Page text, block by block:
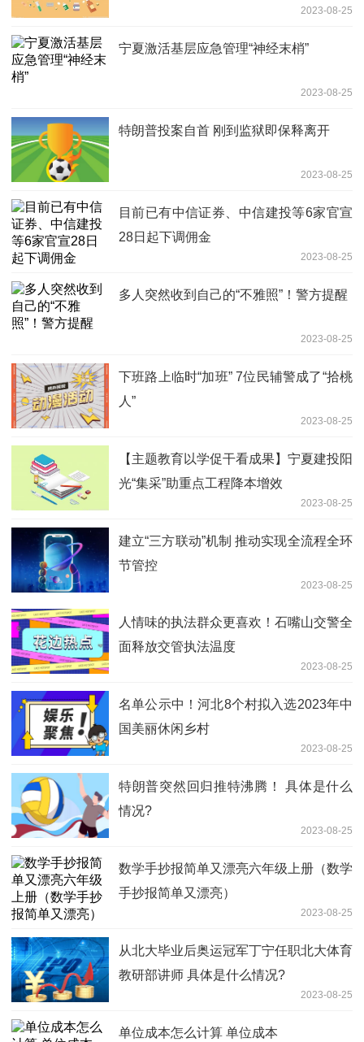
2023-08-25
宁夏激活基层应急管理“神经末梢”
2023-08-25
特朗普投案自首 刚到监狱即保释离开
2023-08-25
目前已有中信证券、中信建投等6家官宣
28日起下调佣金
2023-08-25
多人突然收到自己的“不雅照”！警方提醒
2023-08-25
下班路上临时“加班” 7位民辅警成了“拾桃
人”
2023-08-25
【主题教育以学促干看成果】宁夏建投阳
光“集采”助重点工程降本增效
2023-08-25
建立“三方联动”机制 推动实现全流程全环
节管控
2023-08-25
人情味的执法群众更喜欢！石嘴山交警全
面释放交管执法温度
2023-08-25
名单公示中！河北8个村拟入选2023年中
国美丽休闲乡村
2023-08-25
特朗普突然回归推特沸腾！ 具体是什么
情况?
2023-08-25
数学手抄报简单又漂亮六年级上册（数学
手抄报简单又漂亮）
2023-08-25
从北大毕业后奥运冠军丁宁任职北大体育
教研部讲师 具体是什么情况?
2023-08-25
单位成本怎么计算 单位成本